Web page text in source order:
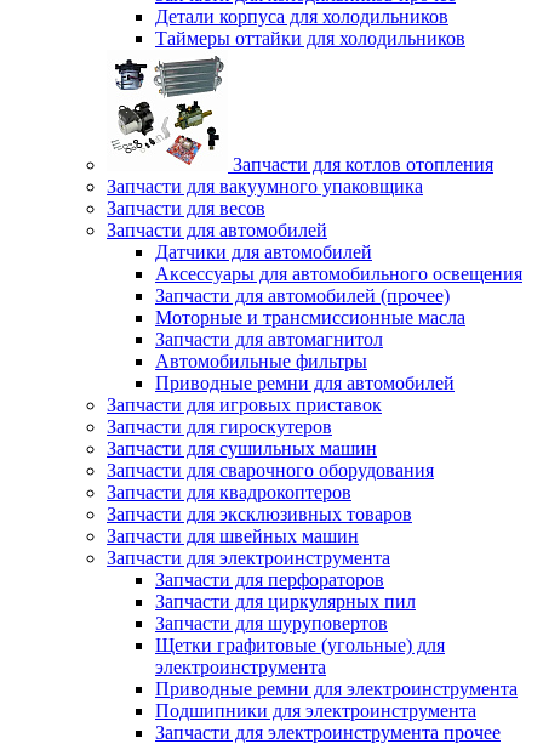
Детали корпуса для холодильников
Таймеры оттайки для холодильников
Запчасти для котлов отопления
Запчасти для вакуумного упаковщика
Запчасти для весов
Запчасти для автомобилей
Датчики для автомобилей
Аксессуары для автомобильного освещения
Запчасти для автомобилей (прочее)
Моторные и трансмиссионные масла
Запчасти для автомагнитол
Автомобильные фильтры
Приводные ремни для автомобилей
Запчасти для игровых приставок
Запчасти для гироскутеров
Запчасти для сушильных машин
Запчасти для сварочного оборудования
Запчасти для квадрокоптеров
Запчасти для эксклюзивных товаров
Запчасти для швейных машин
Запчасти для электроинструмента
Запчасти для перфораторов
Запчасти для циркулярных пил
Запчасти для шуруповертов
Щетки графитовые (угольные) для
электроинструмента
Приводные ремни для электроинструмента
Подшипники для электроинструмента
Запчасти для электроинструмента прочее